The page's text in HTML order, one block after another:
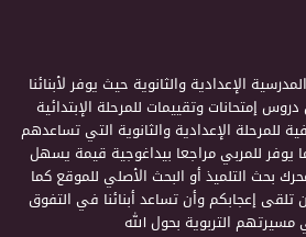
الإعدادية والثانوية حيث يوفر لأبنائنا
إمتحانات وتقييمات للمرحلة الإبتدائية
للمرحلة الإعدادية والثانوية التي تساعدهم
يوفر للمربي مراجعا بيداغوجية قيمة يسهل
بحث التلميذ أو البحث الأصلي للموقع كما
إعجابكم وأن تساعد أبنائنا في التفوق
مسيرتهم التربوية بحول الله